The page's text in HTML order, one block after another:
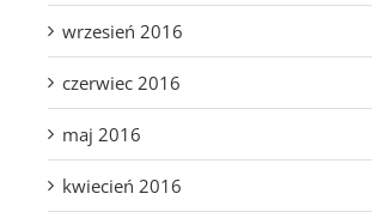
wrzesień 2016
czerwiec 2016
maj 2016
kwiecień 2016